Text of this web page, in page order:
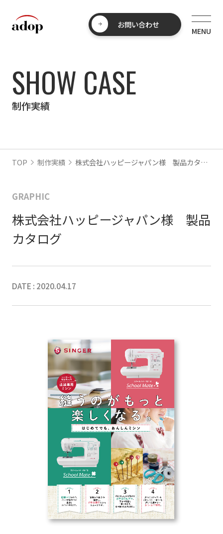
お問い合わせ
SHOW CASE
制作実績
TOP 制作実績 株式会社ハッピージャパン様 製品カタログ
GRAPHIC
株式会社ハッピージャパン様 製品
カタログ
DATE : 2020.04.17